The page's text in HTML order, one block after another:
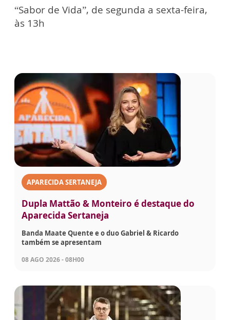
“Sabor de Vida”, de segunda a sexta-feira,
às 13h
APARECIDA SERTANEJA
Dupla Mattão & Monteiro é destaque do
Aparecida Sertaneja
Banda Maate Quente e o duo Gabriel & Ricardo
também se apresentam
08 AGO 2026 - 08H00